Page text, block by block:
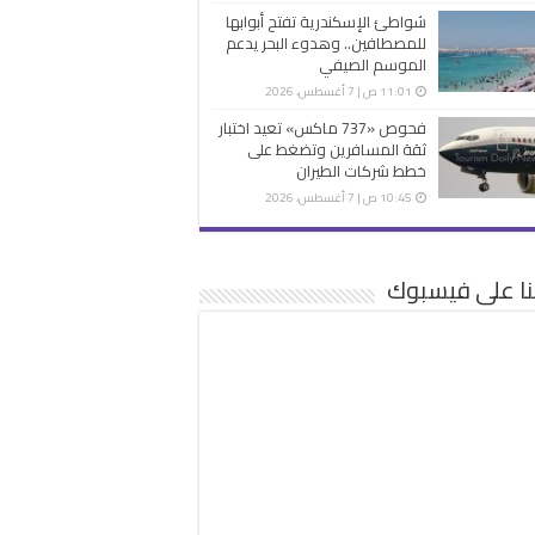
شواطئ الإسكندرية تفتح أبوابها
للمصطافين.. وهدوء البحر يدعم
الموسم الصيفي
11:01 ص | 7 أغسطس، 2026
فحوص «737 ماكس» تعيد اختبار
ثقة المسافرين وتضغط على
خطط شركات الطيران
10:45 ص | 7 أغسطس، 2026
على فيسبوك